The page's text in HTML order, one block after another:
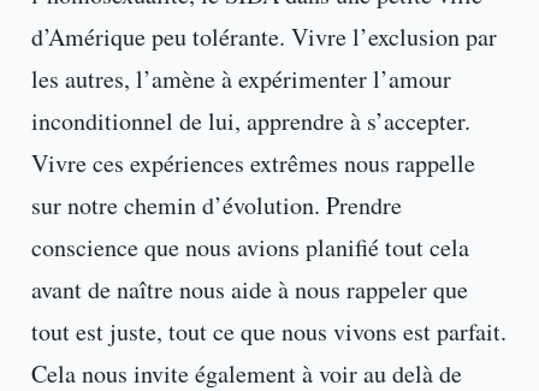
d’Amérique peu tolérante. Vivre l’exclusion par
les autres, l’amène à expérimenter l’amour
inconditionnel de lui, apprendre à s’accepter.
Vivre ces expériences extrêmes nous rappelle
sur notre chemin d’évolution. Prendre
conscience que nous avions planifié tout cela
avant de naître nous aide à nous rappeler que
tout est juste, tout ce que nous vivons est parfait.
Cela nous invite également à voir au delà de